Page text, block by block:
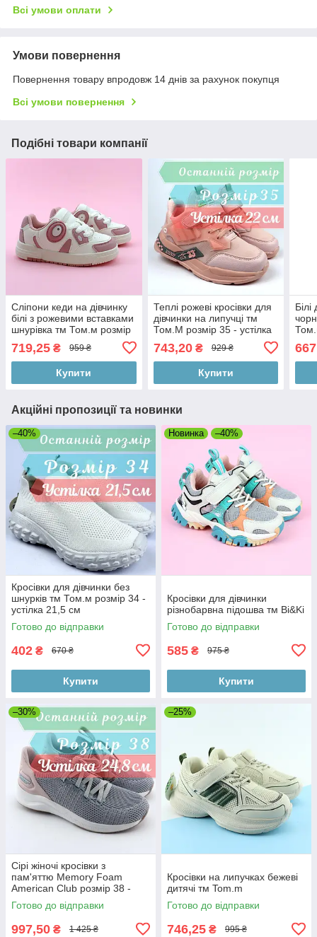
Всі умови оплати
Умови повернення
Повернення товару впродовж 14 днів за рахунок покупця
Всі умови повернення
Подібні товари компанії
Сліпони кеди на дівчинку
білі з рожевими вставками
шнурівка тм Том.м розмір
719,25 ₴ 959 ₴
Купити
Теплі рожеві кросівки для
дівчинки на липучці тм
Том.М розмір 35 - устілка
743,20₴ 929 ₴
Купити
Білі
Акційні пропозиції та новинки
–40%
Кросівки для дівчинки без
шнурків тм Том.м розмір 34 -
устілка 21,5 см
Готово до відправки
402 ₴ 670 ₴
Купити
Новинка –40%
Кросівки для дівчинки
різнобарвна підошва тм Bi&Ki
Готово до відправки
585 ₴ 975 ₴
Купити
–30%
Сірі жіночі кросівки з
пам'яттю Memory Foam
American Club розмір 38 -
устілка 24,8 см
Готово до відправки
997,50 ₴ 1 425 ₴
–25%
Кросівки на липучках бежеві
дитячі тм Tom.m
Готово до відправки
746,25 ₴ 995 ₴